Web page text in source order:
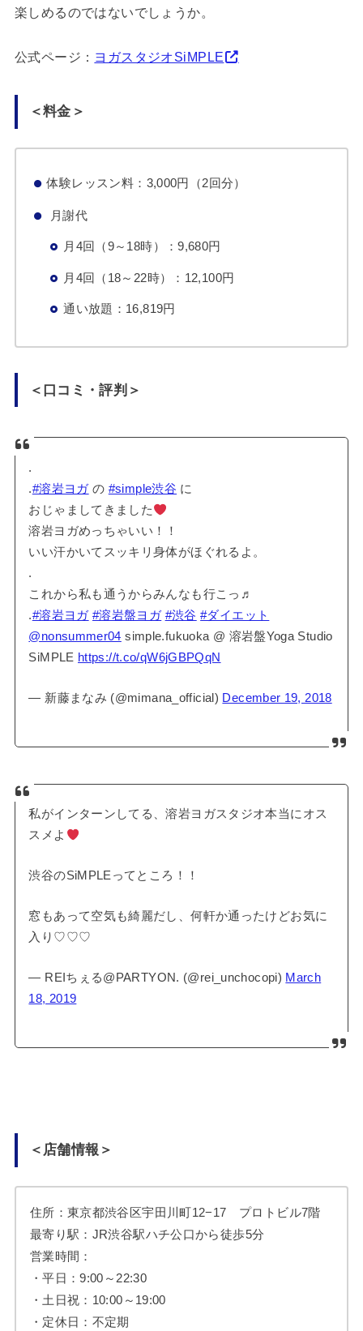
楽しめるのではないでしょうか。
公式ページ： ヨガスタジオSiMPLE
＜料金＞
体験レッスン料：3,000円（2回分）
月謝代
月4回（9～18時）：9,680円
月4回（18～22時）：12,100円
通い放題：16,819円
＜口コミ・評判＞
.
.#溶岩ヨガ の #simple渋谷 に
おじゃましてきました
溶岩ヨガめっちゃいい！！
いい汗かいてスッキリ身体がほぐれるよ。
.
これから私も通うからみんなも行こっ♬
.#溶岩ヨガ #溶岩盤ヨガ #渋谷 #ダイエット
@nonsummer04 simple.fukuoka @ 溶岩盤Yoga Studio
SiMPLE https://t.co/qW6jGBPQqN
— 新藤まなみ (@mimana_official) December 19, 2018
私がインターンしてる、溶岩ヨガスタジオ本当にオス
スメよ
渋谷のSiMPLEってところ！！
窓もあって空気も綺麗だし、何軒か通ったけどお気に
入り♡♡♡
— REIちぇる@PARTYON. (@rei_unchocopi) March
18, 2019
＜店舗情報＞
住所：東京都渋谷区宇田川町12−17 プロトビル7階
最寄り駅：JR渋谷駅ハチ公口から徒歩5分
営業時間：
・平日：9:00～22:30
・土日祝：10:00～19:00
・定休日：不定期